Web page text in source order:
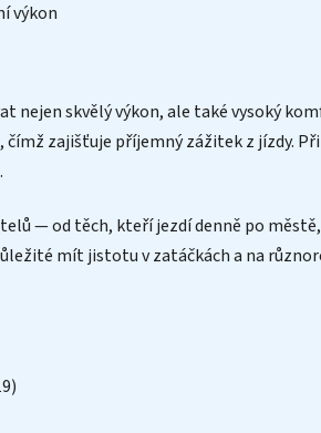
výkon
nejen skvělý výkon, ale také vysoký
zajišťuje příjemný zážitek z jízdy.
— od těch, kteří jezdí denně po
mít jistotu v zatáčkách a na